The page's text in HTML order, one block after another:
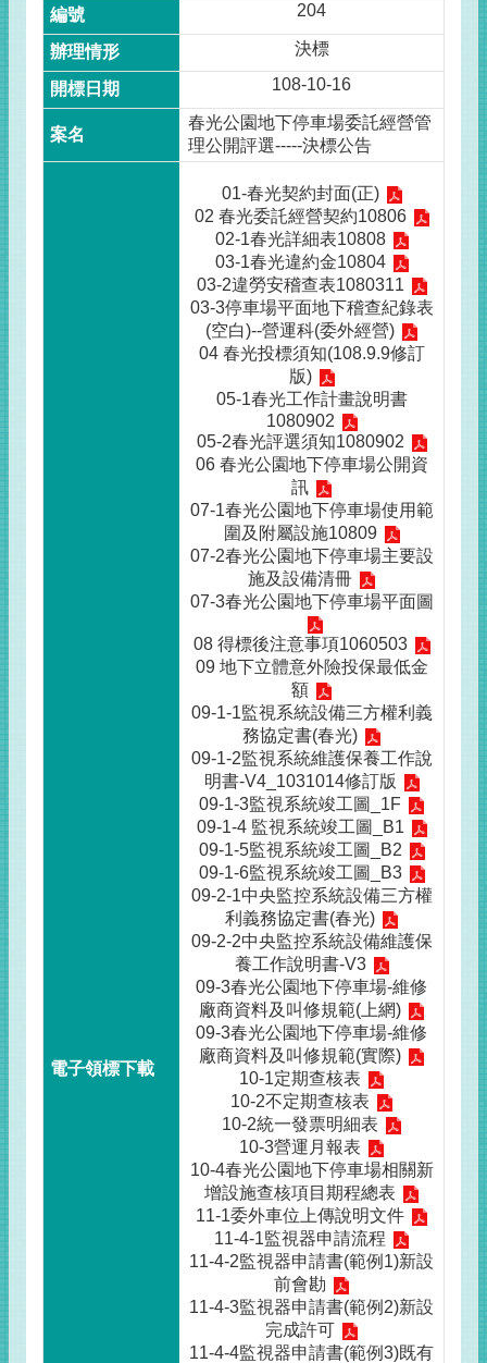
204
決標
108-10-16
春光公園地下停車場委託經營管
理公開評選-----決標公告
01-春光契約封面(正)
02 春光委託經營契約10806
02-1春光詳細表10808
03-1春光違約金10804
03-2違勞安稽查表1080311
03-3停車場平面地下稽查紀錄表
(空白)--營運科(委外經營)
04 春光投標須知(108.9.9修訂
版)
05-1春光工作計畫說明書
1080902
05-2春光評選須知1080902
06 春光公園地下停車場公開資
訊
07-1春光公園地下停車場使用範
圍及附屬設施10809
07-2春光公園地下停車場主要設
施及設備清冊
07-3春光公園地下停車場平面圖
08 得標後注意事項1060503
09 地下立體意外險投保最低金
額
09-1-1監視系統設備三方權利義
務協定書(春光)
09-1-2監視系統維護保養工作說
明書-V4_1031014修訂版
09-1-3監視系統竣工圖_1F
09-1-4 監視系統竣工圖_B1
09-1-5監視系統竣工圖_B2
09-1-6監視系統竣工圖_B3
09-2-1中央監控系統設備三方權
利義務協定書(春光)
09-2-2中央監控系統設備維護保
養工作說明書-V3
09-3春光公園地下停車場-維修
廠商資料及叫修規範(上網)
09-3春光公園地下停車場-維修
廠商資料及叫修規範(實際)
10-1定期查核表
10-2不定期查核表
10-2統一發票明細表
10-3營運月報表
10-4春光公園地下停車場相關新
增設施查核項目期程總表
11-1委外車位上傳說明文件
11-4-1監視器申請流程
11-4-2監視器申請書(範例1)新設
前會勘
11-4-3監視器申請書(範例2)新設
完成許可
11-4-4監視器申請書(範例3)既有